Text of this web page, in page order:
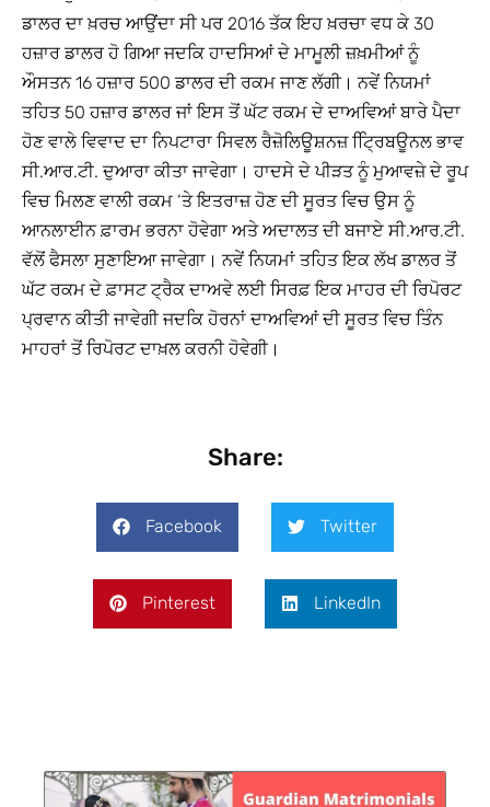
ਡਾਲਰ ਦਾ ਖ਼ਰਚ ਆਉਂਦਾ ਸੀ ਪਰ 2016 ਤੱਕ ਇਹ ਖ਼ਰਚਾ ਵਧ ਕੇ 30
ਹਜ਼ਾਰ ਡਾਲਰ ਹੋ ਗਿਆ ਜਦਕਿ ਹਾਦਸਿਆਂ ਦੇ ਮਾਮੂਲੀ ਜ਼ਖ਼ਮੀਆਂ ਨੂੰ
ਔਸਤਨ 16 ਹਜ਼ਾਰ 500 ਡਾਲਰ ਦੀ ਰਕਮ ਜਾਣ ਲੱਗੀ। ਨਵੇਂ ਨਿਯਮਾਂ
ਤਹਿਤ 50 ਹਜ਼ਾਰ ਡਾਲਰ ਜਾਂ ਇਸ ਤੋਂ ਘੱਟ ਰਕਮ ਦੇ ਦਾਅਵਿਆਂ ਬਾਰੇ ਪੈਦਾ
ਹੋਣ ਵਾਲੇ ਵਿਵਾਦ ਦਾ ਨਿਪਟਾਰਾ ਸਿਵਲ ਰੈਜ਼ੋਲਿਊਸ਼ਨਜ਼ ਟ੍ਰਿਿਬਊਨਲ ਭਾਵ
ਸੀ.ਆਰ.ਟੀ. ਦੁਆਰਾ ਕੀਤਾ ਜਾਵੇਗਾ। ਹਾਦਸੇ ਦੇ ਪੀੜਤ ਨੂੰ ਮੁਆਵਜ਼ੇ ਦੇ ਰੂਪ
ਵਿਚ ਮਿਲਣ ਵਾਲੀ ਰਕਮ ‘ਤੇ ਇਤਰਾਜ਼ ਹੋਣ ਦੀ ਸੂਰਤ ਵਿਚ ਉਸ ਨੂੰ
ਆਨਲਾਈਨ ਫ਼ਾਰਮ ਭਰਨਾ ਹੋਵੇਗਾ ਅਤੇ ਅਦਾਲਤ ਦੀ ਬਜਾਏ ਸੀ.ਆਰ.ਟੀ.
ਵੱਲੋਂ ਫੈਸਲਾ ਸੁਣਾਇਆ ਜਾਵੇਗਾ। ਨਵੇਂ ਨਿਯਮਾਂ ਤਹਿਤ ਇਕ ਲੱਖ ਡਾਲਰ ਤੋਂ
ਘੱਟ ਰਕਮ ਦੇ ਫ਼ਾਸਟ ਟ੍ਰੈਕ ਦਾਅਵੇ ਲਈ ਸਿਰਫ਼ ਇਕ ਮਾਹਰ ਦੀ ਰਿਪੋਰਟ
ਪ੍ਰਵਾਨ ਕੀਤੀ ਜਾਵੇਗੀ ਜਦਕਿ ਹੋਰਨਾਂ ਦਾਅਵਿਆਂ ਦੀ ਸੂਰਤ ਵਿਚ ਤਿੰਨ
ਮਾਹਰਾਂ ਤੋਂ ਰਿਪੋਰਟ ਦਾਖ਼ਲ ਕਰਨੀ ਹੋਵੇਗੀ।
Share:
Facebook Twitter
Pinterest LinkedIn